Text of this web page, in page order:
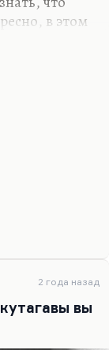
в этом
то есть
в
книг,
или КР-2», –
все
он…
2 года назад
вы